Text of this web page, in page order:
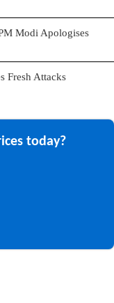
Modi Apologises
Fresh Attacks
today?